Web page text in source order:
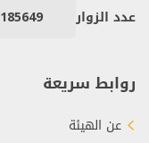
عدد الزوار 185649
روابط سريعة
عن الهيئة